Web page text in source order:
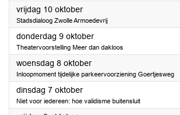
vrijdag 10 oktober2025
Stadsdialoog Zwolle Armoedevrij
donderdag 9 oktober2025
Theatervoorstelling Meer dan dakloos
woensdag 8 oktober2025
Inloopmoment tijdelijke parkeervoorziening Goertjesweg
dinsdag 7 oktober2025
Niet voor iedereen: hoe validisme buitensluit